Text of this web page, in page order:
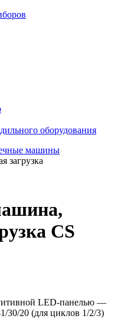
оборудования
машины
загрузка
CS
LED-панелью —
30/20 (для циклов 1/2/3)